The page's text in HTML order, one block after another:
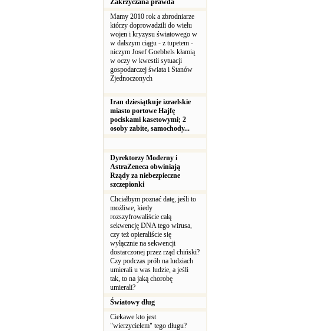
Zakrzyczana prawda
Mamy 2010 rok a zbrodniarze
którzy doprowadzili do wielu
wojen i kryzysu światowego w
w dalszym ciągu - z tupetem -
niczym Josef Goebbels kłamią
w oczy w kwestii sytuacji
gospodarczej świata i Stanów
Zjednoczonych
Iran dziesiątkuje izraelskie
miasto portowe Hajfę
pociskami kasetowymi; 2
osoby zabite, samochody...
Dyrektorzy Moderny i
AstraZeneca obwiniają
Rządy za niebezpieczne
szczepionki
Chciałbym poznać datę, jeśli to
możliwe, kiedy
rozszyfrowaliście całą
sekwencję DNA tego wirusa,
czy też opieraliście się
wyłącznie na sekwencji
dostarczonej przez rząd chiński?
Czy podczas prób na ludziach
umierali u was ludzie, a jeśli
tak, to na jaką chorobę
umierali?
Światowy dług
Ciekawe kto jest
"wierzycielem" tego długu?